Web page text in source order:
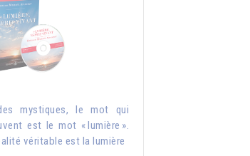
mystiques, le mot qui
est le mot « lumière ».
véritable est la lumière